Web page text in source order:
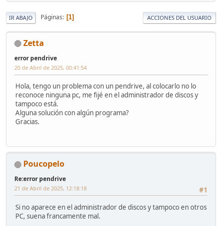
IR ABAJO Páginas 1 ACCIONES DEL USUARIO
Zetta
error pendrive
20 de Abril de 2025, 00:41:54
Hola, tengo un problema con un pendrive, al colocarlo no lo
reconoce ninguna pc, me fijé en el administrador de discos y
tampoco está.
Alguna solución con algún programa?
Gracias.
Poucopelo
Re:error pendrive
#1
21 de Abril de 2025, 12:18:18
Si no aparece en el administrador de discos y tampoco en otros
PC, suena francamente mal.